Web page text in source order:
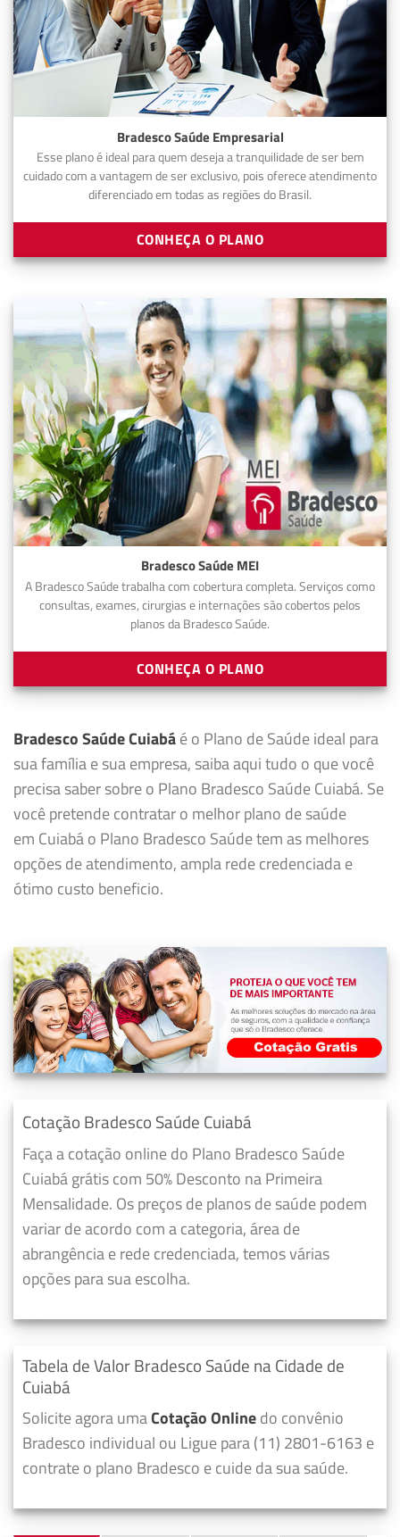
Bradesco Saúde Empresarial
Esse plano é ideal para quem deseja a tranquilidade de ser bem
cuidado com a vantagem de ser exclusivo, pois oferece atendimento
diferenciado em todas as regiões do Brasil.
CONHEÇA O PLANO
Bradesco Saúde MEI
A Bradesco Saúde trabalha com cobertura completa. Serviços como
consultas, exames, cirurgias e internações são cobertos pelos
planos da Bradesco Saúde.
CONHEÇA O PLANO
Bradesco Saúde Cuiabáé o Plano de Saúde ideal para
sua família e sua empresa, saiba aqui tudo o que você
precisa saber sobre o Plano Bradesco Saúde Cuiabá. Se
você pretende contratar o melhor plano de saúde
em Cuiabá o Plano Bradesco Saúde tem as melhores
opções de atendimento, ampla rede credenciada e
ótimo custo beneficio.
Cotação Bradesco Saúde Cuiabá
Faça a cotação online do Plano Bradesco Saúde
Cuiabá grátis com 50% Desconto na Primeira
Mensalidade. Os preços de planos de saúde podem
variar de acordo com a categoria, área de
abrangência e rede credenciada, temos várias
opções para sua escolha.
Tabela de Valor Bradesco Saúde na Cidade de
Cuiabá
Solicite agora umaCotação Onlinedo convênio
Bradesco individual ou Ligue para (11) 2801-6163 e
contrate o plano Bradesco e cuide da sua saúde.